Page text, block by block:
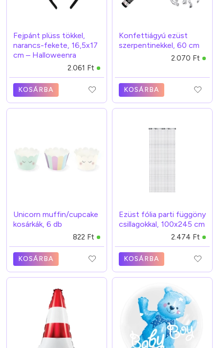
Fejpánt plüss tökkel,
narancs-fekete, 16,5x17
cm – Halloweenra
2.061 Ft
KOSÁRBA
Konfettiágyú ezüst
szerpentinekkel, 60 cm
2.070 Ft
KOSÁRBA
Unicorn muffin/cupcake
kosárkák, 6 db
822 Ft
KOSÁRBA
Ezüst fólia parti függöny
csillagokkal, 100x245 cm
2.474 Ft
KOSÁRBA